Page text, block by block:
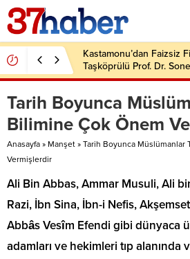
Kastamonu’dan Faizsiz
Taşköprülü Prof. Dr.
Veriyor
Tarih Boyunca
Bilimine Çok Önem
Anasayfa » Manşet » Tarih Boyunca Müslümanlar
Vermişlerdir
Ali Bin Abbas, Ammar Musuli, Ali
Razi, İbn Sina, İbn-i Nefis,
Abbâs Vesîm Efendi gibi dünyaca
adamları ve hekimleri tıp alanında